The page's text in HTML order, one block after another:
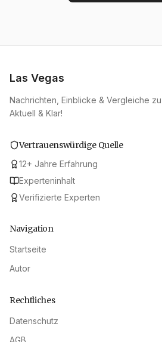
Las Vegas
Nachrichten, Einblicke & Vergleiche zu
Aktuell & Klar!
Vertrauenswürdige Quelle
12+ Jahre Erfahrung
Experteninhalt
Verifizierte Experten
Navigation
Startseite
Autor
Rechtliches
Datenschutz
AGB